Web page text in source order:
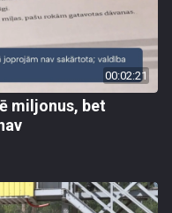
00:02:21
miljonus, bet